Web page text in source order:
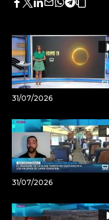
Facebook
Twitter
LinkedIn
Enviar
Whatsapp
Telegram
Copiar
artículo
31/07/2026
31/07/2026